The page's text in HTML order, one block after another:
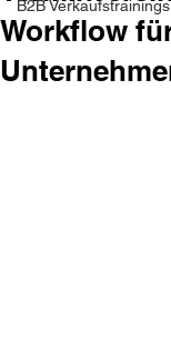
B2B Verkaufstrainings
Workflow